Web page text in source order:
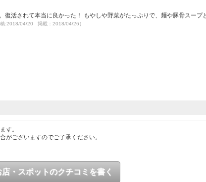
復活されて本当に良かった！ もやしや野菜がたっぷりで、麺や豚骨スープ
稿:2018/04/20 掲載：2018/04/26）
す。
がございますのでご了承ください。
店・スポットのクチコミを書く